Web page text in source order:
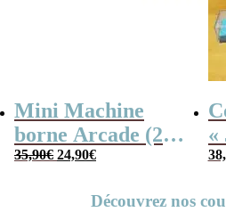
Mini Machine
borne Arcade (240
jeux)
35,90€ Le
prix
24,90€Le
prix
«
Découvrez nos